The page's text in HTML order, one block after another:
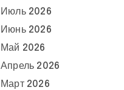
Июль 2026
Июнь 2026
Май 2026
Апрель 2026
Март 2026